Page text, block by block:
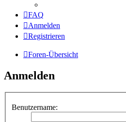
FAQ
Anmelden
Registrieren
Foren-Übersicht
Anmelden
Benutzername: